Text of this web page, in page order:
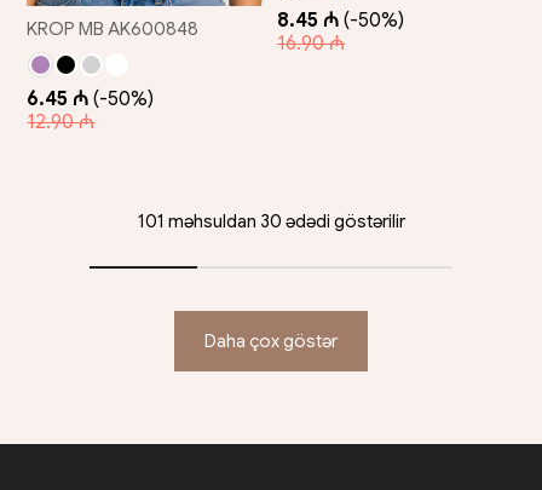
KROP MB AK600848
6.45 ₼ (-50%)
12.90 ₼
8.45 ₼ (-50%)
16.90 ₼
101 məhsuldan 30 ədədi göstərilir
Daha çox göstər